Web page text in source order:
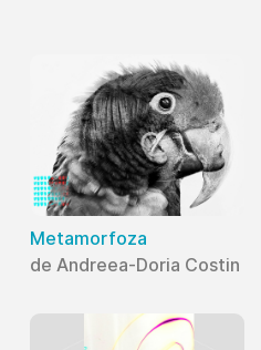
Metamorfoza
de Andreea-Doria Costin